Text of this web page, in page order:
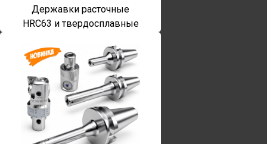
Державки расточные
HRC63 и твердосплавные